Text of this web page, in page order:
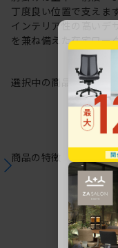
丁度良い位置で支えます
インテリア性の高いデ
を兼ね備えた在宅ワー
選択中の商品情報保証
商品の特徴